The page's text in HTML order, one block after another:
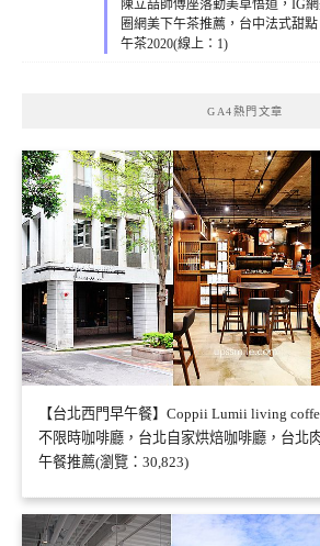
陳立喆師傅座落勤美草悟道，IG
圈網美下午茶推薦，台中法式甜
午茶2020(線上：1)
GA4熱門文章
【台北西門早午餐】Coppii Lumii living
不限時咖啡廳，台北自家烘焙咖啡廳，台北
午餐推薦(瀏覽：30,823)